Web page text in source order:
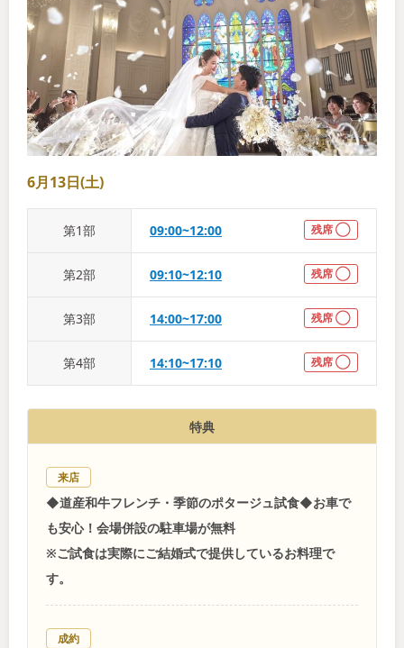
6月13日(土)
第1部 09:00~12:00 残席 ◯
第2部 09:10~12:10 残席 ◯
第3部 14:00~17:00 残席 ◯
第4部 14:10~17:10 残席 ◯
特典
来店
◆道産和牛フレンチ・季節のポタージュ試食◆お車で
も安心！会場併設の駐車場が無料
※ご試食は実際にご結婚式で提供しているお料理で
す。
成約